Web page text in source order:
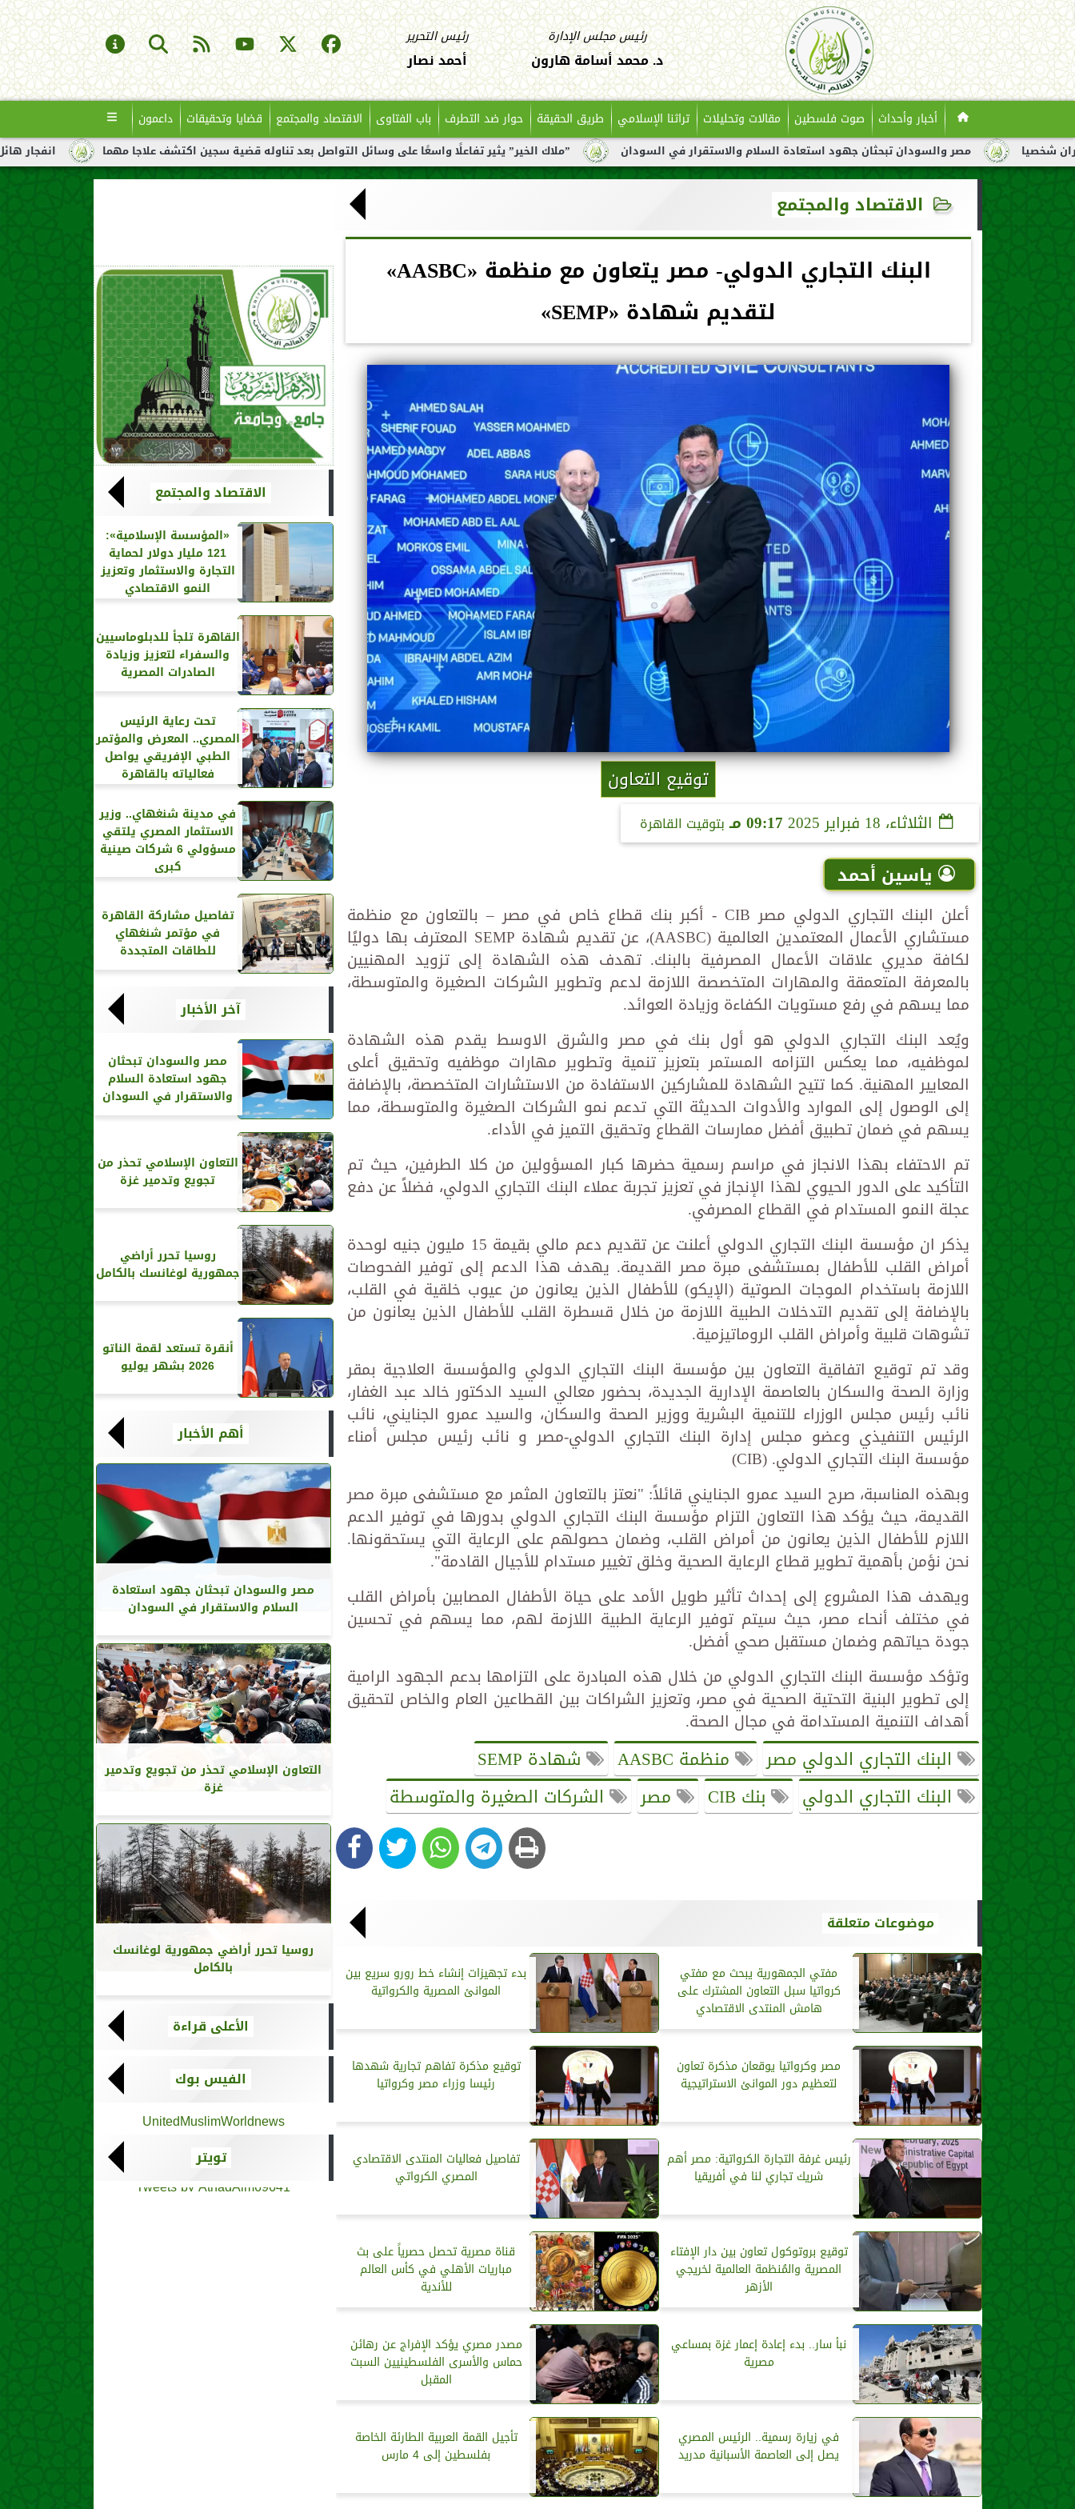
رئيس مجلس الإدارة
د. محمد أسامة هارون
رئيس التحرير
أحمد نصار
أخبار وأحداث صوت فلسطين مقالات وتحليلات تراثنا الإسلامي طريق الحقيقة حوار ضد التطرف باب الفتاوى الاقتصاد والمجتمع قضايا وتحقيقات داعمون
انفجار هائل لناقلة نفط ”ملاك الخير” يثير تفاعلًا واسعًا على وسائل التواصل بعد تناوله قضية سجين اكتشف علاجا مهما مصر والسودان تبحثان جهود استعادة السلام والاستقرار في السودان
الاقتصاد والمجتمع
البنك التجاري الدولي- مصر يتعاون مع منظمة «AASBC»
لتقديم شهادة «SEMP»
توقيع التعاون
الثلاثاء، 18 فبراير 2025 09:17 مـ بتوقيت القاهرة
ياسين أحمد
أعلن البنك التجاري الدولي مصر CIB - أكبر بنك قطاع خاص في مصر – بالتعاون مع منظمة
مستشاري الأعمال المعتمدين العالمية (AASBC)، عن تقديم شهادة SEMP المعترف بها دوليًا
لكافة مديري علاقات الأعمال المصرفية بالبنك. تهدف هذه الشهادة إلى تزويد المهنيين
بالمعرفة المتعمقة والمهارات المتخصصة اللازمة لدعم وتطوير الشركات الصغيرة والمتوسطة،
مما يسهم في رفع مستويات الكفاءة وزيادة العوائد.
ويُعد البنك التجاري الدولي هو أول بنك في مصر والشرق الاوسط يقدم هذه الشهادة
لموظفيه، مما يعكس التزامه المستمر بتعزيز تنمية وتطوير مهارات موظفيه وتحقيق أعلى
المعايير المهنية. كما تتيح الشهادة للمشاركين الاستفادة من الاستشارات المتخصصة، بالإضافة
إلى الوصول إلى الموارد والأدوات الحديثة التي تدعم نمو الشركات الصغيرة والمتوسطة، مما
يسهم في ضمان تطبيق أفضل ممارسات القطاع وتحقيق التميز في الأداء.
تم الاحتفاء بهذا الانجاز في مراسم رسمية حضرها كبار المسؤولين من كلا الطرفين، حيث تم
التأكيد على الدور الحيوي لهذا الإنجاز في تعزيز تجربة عملاء البنك التجاري الدولي، فضلاً عن دفع
عجلة النمو المستدام في القطاع المصرفي.
يذكر ان مؤسسة البنك التجاري الدولي أعلنت عن تقديم دعم مالي بقيمة 15 مليون جنيه لوحدة
أمراض القلب للأطفال بمستشفى مبرة مصر القديمة. يهدف هذا الدعم إلى توفير الفحوصات
اللازمة باستخدام الموجات الصوتية (الإيكو) للأطفال الذين يعانون من عيوب خلقية في القلب،
بالإضافة إلى تقديم التدخلات الطبية اللازمة من خلال قسطرة القلب للأطفال الذين يعانون من
تشوهات قلبية وأمراض القلب الروماتيزمية.
وقد تم توقيع اتفاقية التعاون بين مؤسسة البنك التجاري الدولي والمؤسسة العلاجية بمقر
وزارة الصحة والسكان بالعاصمة الإدارية الجديدة، بحضور معالي السيد الدكتور خالد عبد الغفار،
نائب رئيس مجلس الوزراء للتنمية البشرية ووزير الصحة والسكان، والسيد عمرو الجنايني، نائب
الرئيس التنفيذي وعضو مجلس إدارة البنك التجاري الدولي-مصر و نائب رئيس مجلس أمناء
مؤسسة البنك التجاري الدولي. (CIB)
وبهذه المناسبة، صرح السيد عمرو الجنايني قائلاً: "نعتز بالتعاون المثمر مع مستشفى مبرة مصر
القديمة، حيث يؤكد هذا التعاون التزام مؤسسة البنك التجاري الدولي بدورها في توفير الدعم
اللازم للأطفال الذين يعانون من أمراض القلب، وضمان حصولهم على الرعاية التي يستحقونها.
نحن نؤمن بأهمية تطوير قطاع الرعاية الصحية وخلق تغيير مستدام للأجيال القادمة".
ويهدف هذا المشروع إلى إحداث تأثير طويل الأمد على حياة الأطفال المصابين بأمراض القلب
في مختلف أنحاء مصر، حيث سيتم توفير الرعاية الطبية اللازمة لهم، مما يسهم في تحسين
جودة حياتهم وضمان مستقبل صحي أفضل.
وتؤكد مؤسسة البنك التجاري الدولي من خلال هذه المبادرة على التزامها بدعم الجهود الرامية
إلى تطوير البنية التحتية الصحية في مصر، وتعزيز الشراكات بين القطاعين العام والخاص لتحقيق
أهداف التنمية المستدامة في مجال الصحة.
البنك التجاري الدولي مصر منظمة AASBC
شهادة SEMP
البنك التجاري الدولي
بنك CIB مصر الشركات الصغيرة والمتوسطة
موضوعات متعلقة
مفتي الجمهورية يبحث مع مفتي
كرواتيا سبل التعاون المشترك على
هامش المنتدى الاقتصادي
بدء تجهيزات إنشاء خط رورو سريع بين
الموانئ المصرية والكرواتية
مصر وكرواتيا يوقعان مذكرة تعاون
لتعظيم دور الموانئ الاستراتيجية
توقيع مذكرة تفاهم تجارية شهدها
رئيسا وزراء مصر وكرواتيا
رئيس غرفة التجارة الكرواتية: مصر أهم
شريك تجاري لنا في أفريقيا
تفاصيل فعاليات المنتدى الاقتصادي
المصري الكرواتي
توقيع بروتوكول تعاون بين دار الإفتاء
المصرية والمُنظمة العالمية لخريجي
الأزهر
قناة مصرية تحصل حصرياً على بث
مباريات الأهلي في كأس العالم
للأندية
نبأ سار.. بدء إعادة إعمار غزة بمساعي
مصرية
مصدر مصري يؤكد الإفراج عن رهائن
حماس والأسرى الفلسطينيين السبت
المقبل
في زيارة رسمية.. الرئيس المصري
يصل إلى العاصمة الأسبانية مدريد
تأجيل القمة العربية الطارئة الخاصة
بفلسطين إلى 4 مارس
الاقتصاد والمجتمع
«المؤسسة الإسلامية»:
121 مليار دولار لحماية
التجارة والاستثمار وتعزيز
النمو الاقتصادي
القاهرة تلجأ للدبلوماسيين
والسفراء لتعزيز وزيادة
الصادرات المصرية
تحت رعاية الرئيس
المصري.. المعرض والمؤتمر
الطبي الإفريقي يواصل
فعالياته بالقاهرة
في مدينة شنغهاي.. وزير
الاستثمار المصري يلتقي
مسؤولي 6 شركات صينية
كبرى
تفاصيل مشاركة القاهرة
في مؤتمر شنغهاي
للطاقات المتجددة
آخر الأخبار
مصر والسودان تبحثان
جهود استعادة السلام
والاستقرار في السودان
التعاون الإسلامي تحذر من
تجويع وتدمير غزة
روسيا تحرر أراضي
جمهورية لوغانسك بالكامل
أنقرة تستعد لقمة الناتو
2026 بشهر يوليو
أهم الأخبار
مصر والسودان تبحثان جهود استعادة
السلام والاستقرار في السودان
التعاون الإسلامي تحذر من تجويع وتدمير
غزة
روسيا تحرر أراضي جمهورية لوغانسك
بالكامل
الأعلى قراءة
الفيس بوك
UnitedMuslimWorldnews
تويتر
Tweets by AthadAlm69641